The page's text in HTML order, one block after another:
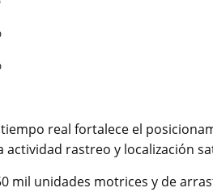
real fortalece el
actividad rastreo y localización
mil unidades motrices y de